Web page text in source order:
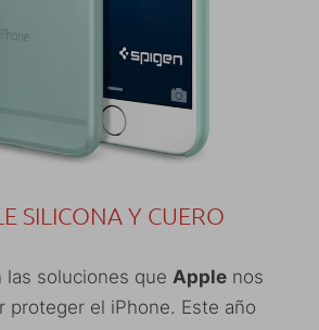
SILICONA Y CUERO
las soluciones que Apple nos
proteger el iPhone. Este año